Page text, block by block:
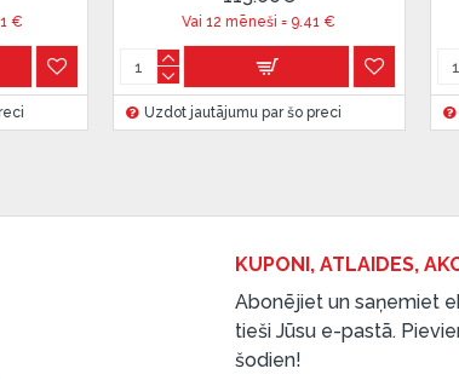
,
mēneši =
par šo preci
Vai 12 mēneši =
Uzdot jautājumu par šo preci
KUPONI, ATLAIDES,
Abonējiet un saņemiet
tieši Jūsu e-pastā.
šodien!